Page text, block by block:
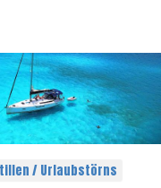
/ Urlaubstörns